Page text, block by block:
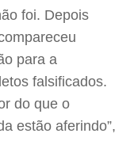
foi. Depois
para a
falsificados.
do que o
estão aferindo”,